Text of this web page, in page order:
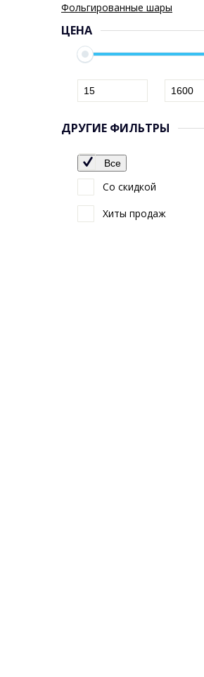
Фольгированные шары
ЦЕНА
ДРУГИЕ ФИЛЬТРЫ
Все
Со скидкой
Хиты продаж